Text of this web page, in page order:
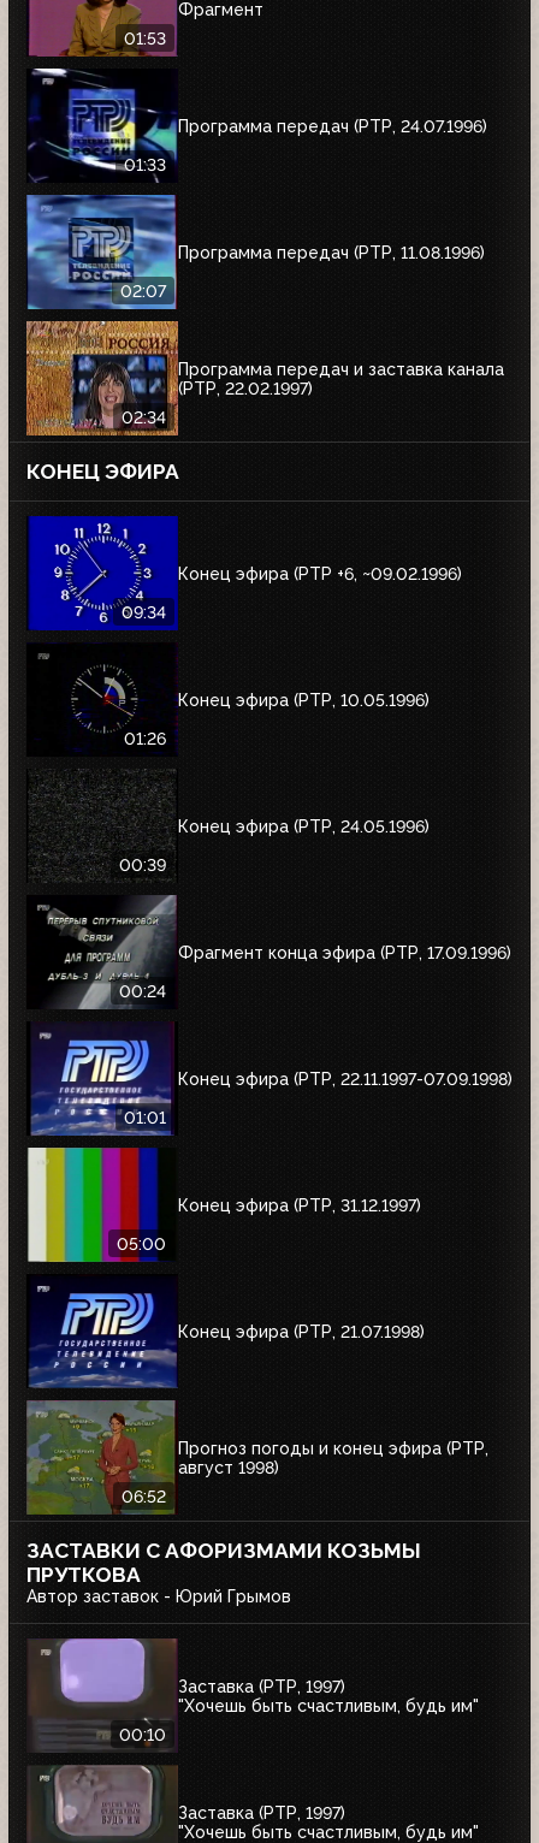
01:53
Фрагмент
01:33
Программа передач (РТР, 24.07.1996)
02:07
Программа передач (РТР, 11.08.1996)
02:34
Программа передач и заставка канала
(РТР, 22.02.1997)
КОНЕЦ ЭФИРА
09:34
Конец эфира (РТР +6, ~09.02.1996)
01:26
Конец эфира (РТР, 10.05.1996)
00:39
Конец эфира (РТР, 24.05.1996)
00:24
Фрагмент конца эфира (РТР, 17.09.1996)
01:01
Конец эфира (РТР, 22.11.1997-07.09.1998)
05:00
Конец эфира (РТР, 31.12.1997)
Конец эфира (РТР, 21.07.1998)
06:52
Прогноз погоды и конец эфира (РТР,
август 1998)
ЗАСТАВКИ С АФОРИЗМАМИ КОЗЬМЫ
ПРУТКОВА
Автор заставок - Юрий Грымов
00:10
Заставка (РТР, 1997)
"Хочешь быть счастливым, будь им"
Заставка (РТР, 1997)
"Хочешь быть счастливым, будь им"